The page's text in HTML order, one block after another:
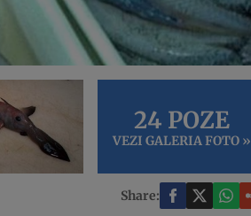
24 POZE
VEZI GALERIA FOTO »
Share: